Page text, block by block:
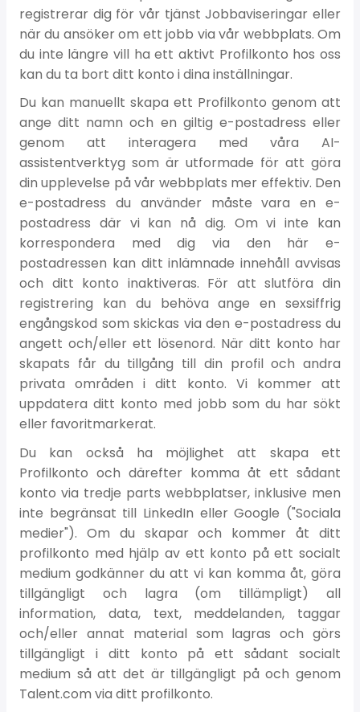
registrerar dig för vår tjänst Jobbaviseringar eller
när du ansöker om ett jobb via vår webbplats. Om
du inte längre vill ha ett aktivt Profilkonto hos oss
kan du ta bort ditt konto i dina inställningar.
Du kan manuellt skapa ett Profilkonto genom att
ange ditt namn och en giltig e-postadress eller
genom att interagera med våra AI-
assistentverktyg som är utformade för att göra
din upplevelse på vår webbplats mer effektiv. Den
e-postadress du använder måste vara en e-
postadress där vi kan nå dig. Om vi inte kan
korrespondera med dig via den här e-
postadressen kan ditt inlämnade innehåll avvisas
och ditt konto inaktiveras. För att slutföra din
registrering kan du behöva ange en sexsiffrig
engångskod som skickas via den e-postadress du
angett och/eller ett lösenord. När ditt konto har
skapats får du tillgång till din profil och andra
privata områden i ditt konto. Vi kommer att
uppdatera ditt konto med jobb som du har sökt
eller favoritmarkerat.
Du kan också ha möjlighet att skapa ett
Profilkonto och därefter komma åt ett sådant
konto via tredje parts webbplatser, inklusive men
inte begränsat till LinkedIn eller Google ("Sociala
medier"). Om du skapar och kommer åt ditt
profilkonto med hjälp av ett konto på ett socialt
medium godkänner du att vi kan komma åt, göra
tillgängligt och lagra (om tillämpligt) all
information, data, text, meddelanden, taggar
och/eller annat material som lagras och görs
tillgängligt i ditt konto på ett sådant socialt
medium så att det är tillgängligt på och genom
Talent.com via ditt profilkonto.